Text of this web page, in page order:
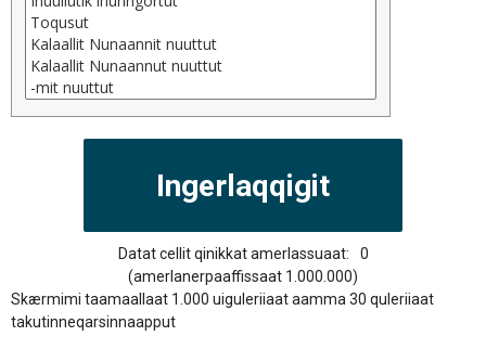
Datat cellit qinikkat amerlassuaat:
0
(amerlanerpaaffissaat 1.000.000)
Skærmimi taamaallaat 1.000 uiguleriiaat aamma 30 quleriiaat
takutinneqarsinnaapput